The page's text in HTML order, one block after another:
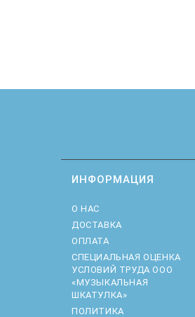
ИНФОРМАЦИЯ
О НАС
ДОСТАВКА
ОПЛАТА
CПЕЦИАЛЬНАЯ ОЦЕНКА
УСЛОВИЙ ТРУДА ООО
«МУЗЫКАЛЬНАЯ
ШКАТУЛКА»
ПОЛИТИКА